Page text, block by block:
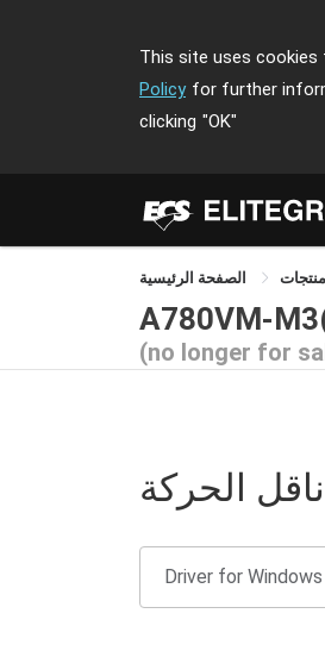
This site uses cookies
Policy for further
clicking "OK"
منتجات
A780VM-
(no longer for